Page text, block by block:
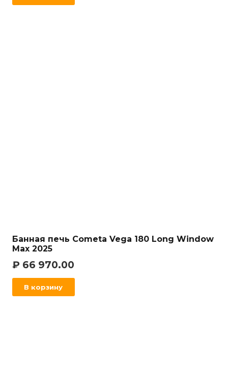
Банная печь Cometa Vega 180 Long Window
Max 2025
₽ 66 970.00
В корзину